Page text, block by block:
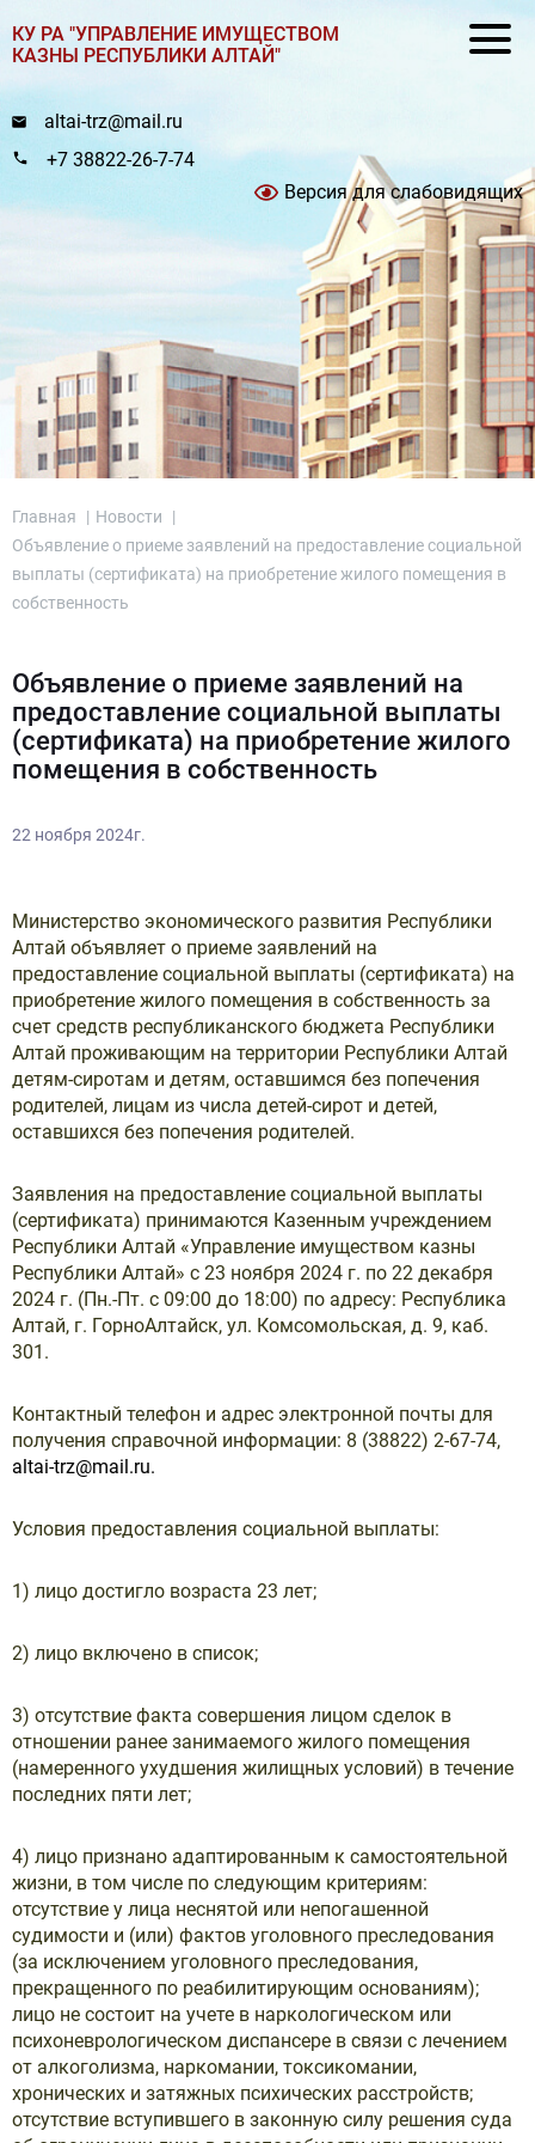
КУ РА "УПРАВЛЕНИЕ ИМУЩЕСТВОМ
КАЗНЫ РЕСПУБЛИКИ АЛТАЙ"
altai-trz@mail.ru
+7 38822-26-7-74
Версия для слабовидящих
Главная | Новости
|
Объявление о приеме заявлений на предоставление социальной
выплаты (сертификата) на приобретение жилого помещения в
собственность
Объявление о приеме заявлений на
предоставление социальной выплаты
(сертификата) на приобретение жилого
помещения в собственность
22 ноября 2024г.
Министерство экономического развития Республики
Алтай объявляет о приеме заявлений на
предоставление социальной выплаты (сертификата) на
приобретение жилого помещения в собственность за
счет средств республиканского бюджета Республики
Алтай проживающим на территории Республики Алтай
детям-сиротам и детям, оставшимся без попечения
родителей, лицам из числа детей-сирот и детей,
оставшихся без попечения родителей.
Заявления на предоставление социальной выплаты
(сертификата) принимаются Казенным учреждением
Республики Алтай «Управление имуществом казны
Республики Алтай» с 23 ноября 2024 г. по 22 декабря
2024 г. (Пн.-Пт. с 09:00 до 18:00) по адресу: Республика
Алтай, г. ГорноАлтайск, ул. Комсомольская, д. 9, каб.
301.
Контактный телефон и адрес электронной почты для
получения справочной информации: 8 (38822) 2-67-74,
altai-trz@mail.ru.
Условия предоставления социальной выплаты:
1) лицо достигло возраста 23 лет;
2) лицо включено в список;
3) отсутствие факта совершения лицом сделок в
отношении ранее занимаемого жилого помещения
(намеренного ухудшения жилищных условий) в течение
последних пяти лет;
4) лицо признано адаптированным к самостоятельной
жизни, в том числе по следующим критериям:
отсутствие у лица неснятой или непогашенной
судимости и (или) фактов уголовного преследования
(за исключением уголовного преследования,
прекращенного по реабилитирующим основаниям);
лицо не состоит на учете в наркологическом или
психоневрологическом диспансере в связи с лечением
от алкоголизма, наркомании, токсикомании,
хронических и затяжных психических расстройств;
отсутствие вступившего в законную силу решения суда